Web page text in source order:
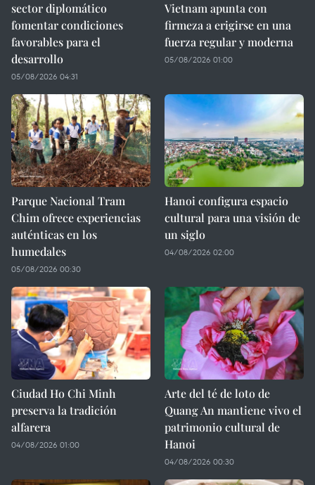
sector diplomático
fomentar condiciones
favorables para el
desarrollo
05/08/2026 04:31
Vietnam apunta con
firmeza a erigirse en una
fuerza regular y moderna
05/08/2026 01:00
Parque Nacional Tram
Chim ofrece experiencias
auténticas en los
humedales
05/08/2026 00:30
Hanoi configura espacio
cultural para una visión de
un siglo
04/08/2026 02:00
Ciudad Ho Chi Minh
preserva la tradición
alfarera
04/08/2026 01:00
Arte del té de loto de
Quang An mantiene vivo el
patrimonio cultural de
Hanoi
04/08/2026 00:30